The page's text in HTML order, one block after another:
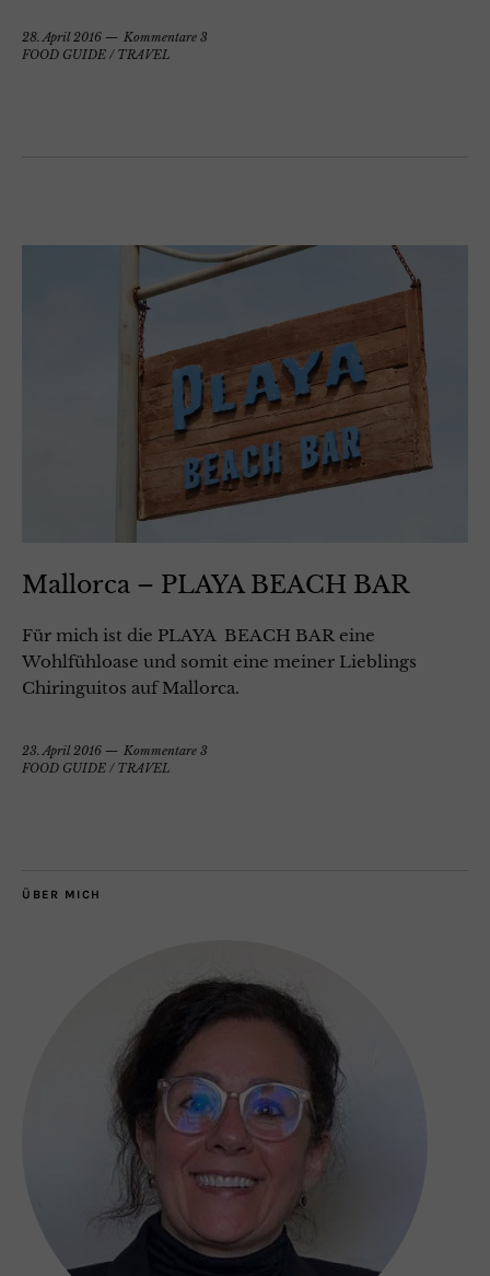
28. April 2016
Kommentare 3
FOOD GUIDE / TRAVEL
Mallorca – PLAYA BEACH BAR
Für mich ist die PLAYA BEACH BAR eine
Wohlfühloase und somit eine meiner Lieblings
Chiringuitos auf Mallorca.
23. April 2016
Kommentare 3
FOOD GUIDE / TRAVEL
ÜBER MICH